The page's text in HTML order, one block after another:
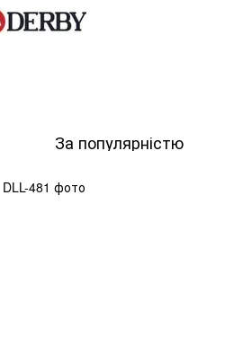
За популярністю